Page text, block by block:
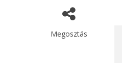
Megosztás